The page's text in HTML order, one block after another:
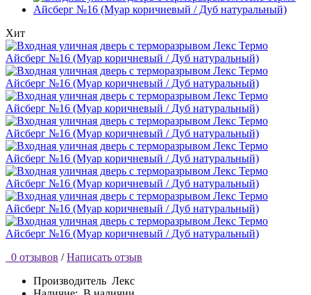
Хит
0 отзывов / Написать отзыв
Производитель Лекс